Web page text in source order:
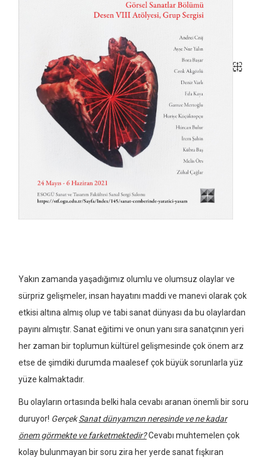
Yakın zamanda yaşadığımız olumlu ve olumsuz olaylar ve
sürpriz gelişmeler, insan hayatını maddi ve manevi olarak çok
etkisi altına almış olup ve tabi sanat dünyası da bu olaylardan
payını almıştır. Sanat eğitimi ve onun yanı sıra sanatçının yeri
her zaman bir toplumun kültürel gelişmesinde çok önem arz
etse de şimdiki durumda maalesef çok büyük sorunlarla yüz
yüze kalmaktadır.
Bu olayların ortasında belki hala cevabı aranan önemli bir soru
duruyor! GerçekSanat dünyamızın neresinde ve ne kadar
önem görmekte ve farketmektedir?Cevabı muhtemelen çok
kolay bulunmayan bir soru zira her yerde sanat fışkıran